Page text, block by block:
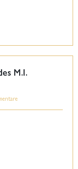
M.I.